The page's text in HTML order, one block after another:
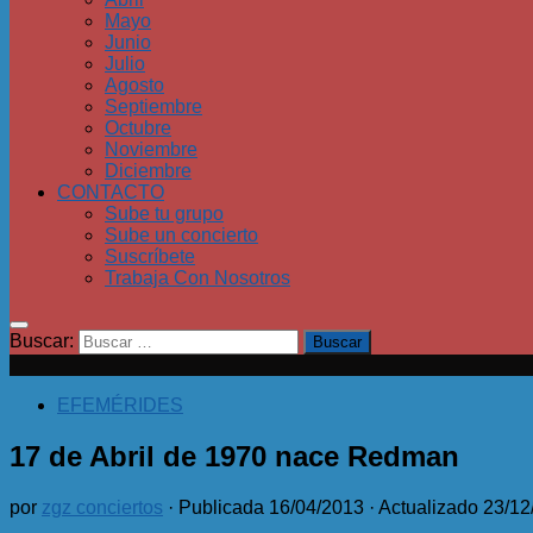
Mayo
Junio
Julio
Agosto
Septiembre
Octubre
Noviembre
Diciembre
CONTACTO
Sube tu grupo
Sube un concierto
Suscríbete
Trabaja Con Nosotros
Buscar:
EFEMÉRIDES
17 de Abril de 1970 nace Redman
por zgz conciertos · Publicada 16/04/2013 · Actualizado 23/